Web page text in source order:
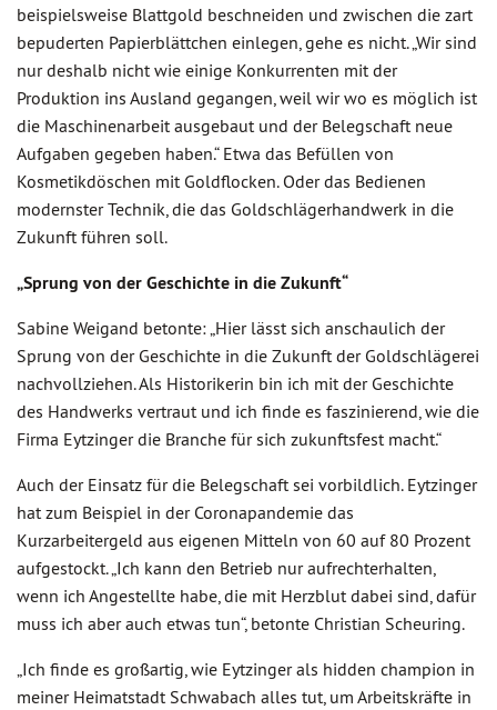
beispielsweise Blattgold beschneiden und zwischen die zart
bepuderten Papierblättchen einlegen, gehe es nicht. „Wir sind
nur deshalb nicht wie einige Konkurrenten mit der
Produktion ins Ausland gegangen, weil wir wo es möglich ist
die Maschinenarbeit ausgebaut und der Belegschaft neue
Aufgaben gegeben haben.“ Etwa das Befüllen von
Kosmetikdöschen mit Goldflocken. Oder das Bedienen
modernster Technik, die das Goldschlägerhandwerk in die
Zukunft führen soll.
„Sprung von der Geschichte in die Zukunft“
Sabine Weigand betonte: „Hier lässt sich anschaulich der
Sprung von der Geschichte in die Zukunft der Goldschlägerei
nachvollziehen. Als Historikerin bin ich mit der Geschichte
des Handwerks vertraut und ich finde es faszinierend, wie die
Firma Eytzinger die Branche für sich zukunftsfest macht.“
Auch der Einsatz für die Belegschaft sei vorbildlich. Eytzinger
hat zum Beispiel in der Coronapandemie das
Kurzarbeitergeld aus eigenen Mitteln von 60 auf 80 Prozent
aufgestockt. „Ich kann den Betrieb nur aufrechterhalten,
wenn ich Angestellte habe, die mit Herzblut dabei sind, dafür
muss ich aber auch etwas tun“, betonte Christian Scheuring.
„Ich finde es großartig, wie Eytzinger als hidden champion in
meiner Heimatstadt Schwabach alles tut, um Arbeitskräfte in